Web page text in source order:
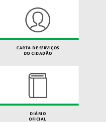
CARTA DE SERVIÇOS
DO CIDADÃO
DIÁRIO
OFICIAL